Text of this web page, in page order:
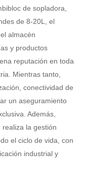
de sopladora,
de 8-20L, el
almacén
y productos
reputación en toda
Mientras tanto,
conectividad de
un aseguramiento
Además,
la gestión
el ciclo de vida, con
industrial y